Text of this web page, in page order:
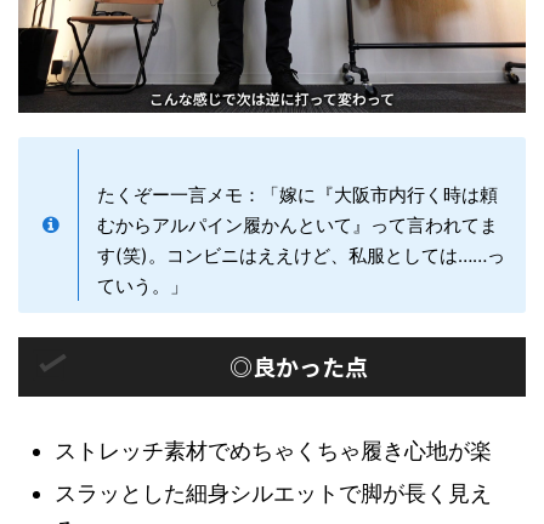
たくぞー一言メモ：「嫁に『大阪市内行く時は頼
むからアルパイン履かんといて』って言われてま
す(笑)。コンビニはええけど、私服としては……っ
ていう。」
◎良かった点
ストレッチ素材でめちゃくちゃ履き心地が楽
スラッとした細身シルエットで脚が長く見え